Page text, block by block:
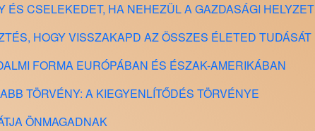
ÉS CSELEKEDET, HA NEHEZÜL A GAZDASÁGI HELYZET
HOGY VISSZAKAPD AZ ÖSSZES ÉLETED TUDÁSÁT
FORMA EURÓPÁBAN ÉS ÉSZAK-AMERIKÁBAN
TÖRVÉNY: A KIEGYENLÍTŐDÉS TÖRVÉNYE
ÖNMAGADNAK